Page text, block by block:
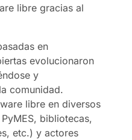
libre gracias al
en
evolucionaron
y
comunidad.
libre en diversos
bibliotecas,
etc.) y actores